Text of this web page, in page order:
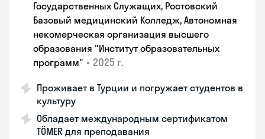
Государственных Служащих, Ростовский
Базовый медицинский Колледж, Автономная
некомерческая организация высшего
образования "Институт образовательных
программ" • 2025 г.
Проживает в Турции и погружает студентов в
культуру
Обладает международным сертификатом
TÖMER для преподавания